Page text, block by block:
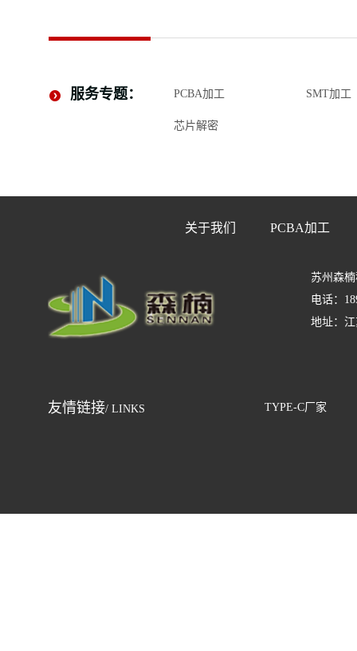
服务专题： PCBA加工 SMT加工
芯片解密
关于我们 PCBA加工
苏州森
电话：
地址：
友情链接/ LINKS TYPE-C厂家